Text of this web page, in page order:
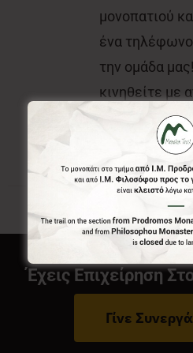
μονοπατιού
ένα
την ομάδα
κινηθείτε με
που είστε
Έχεις Επιχείρηση
Γίνε